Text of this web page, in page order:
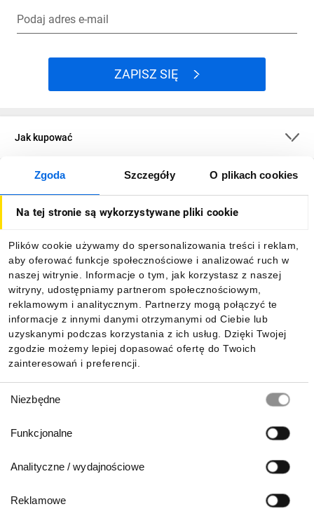
Zgoda Szczegóły O plikach cookies
Na tej stronie są wykorzystywane pliki cookie
Plików cookie używamy do spersonalizowania treści i reklam,
aby oferować funkcje społecznościowe i analizować ruch w
naszej witrynie. Informacje o tym, jak korzystasz z naszej
witryny, udostępniamy partnerom społecznościowym,
reklamowym i analitycznym. Partnerzy mogą połączyć te
informacje z innymi danymi otrzymanymi od Ciebie lub
uzyskanymi podczas korzystania z ich usług. Dzięki Twojej
zgodzie możemy lepiej dopasować ofertę do Twoich
zainteresowań i preferencji.
zgody
Niezbędne
Funkcjonalne
Analityczne / wydajnościowe
Reklamowe
Podaj adres e-mail
ZAPISZ SIĘ
Jak kupować
O firmie
Informacje
Pobierz naszą aplikację mobilną: